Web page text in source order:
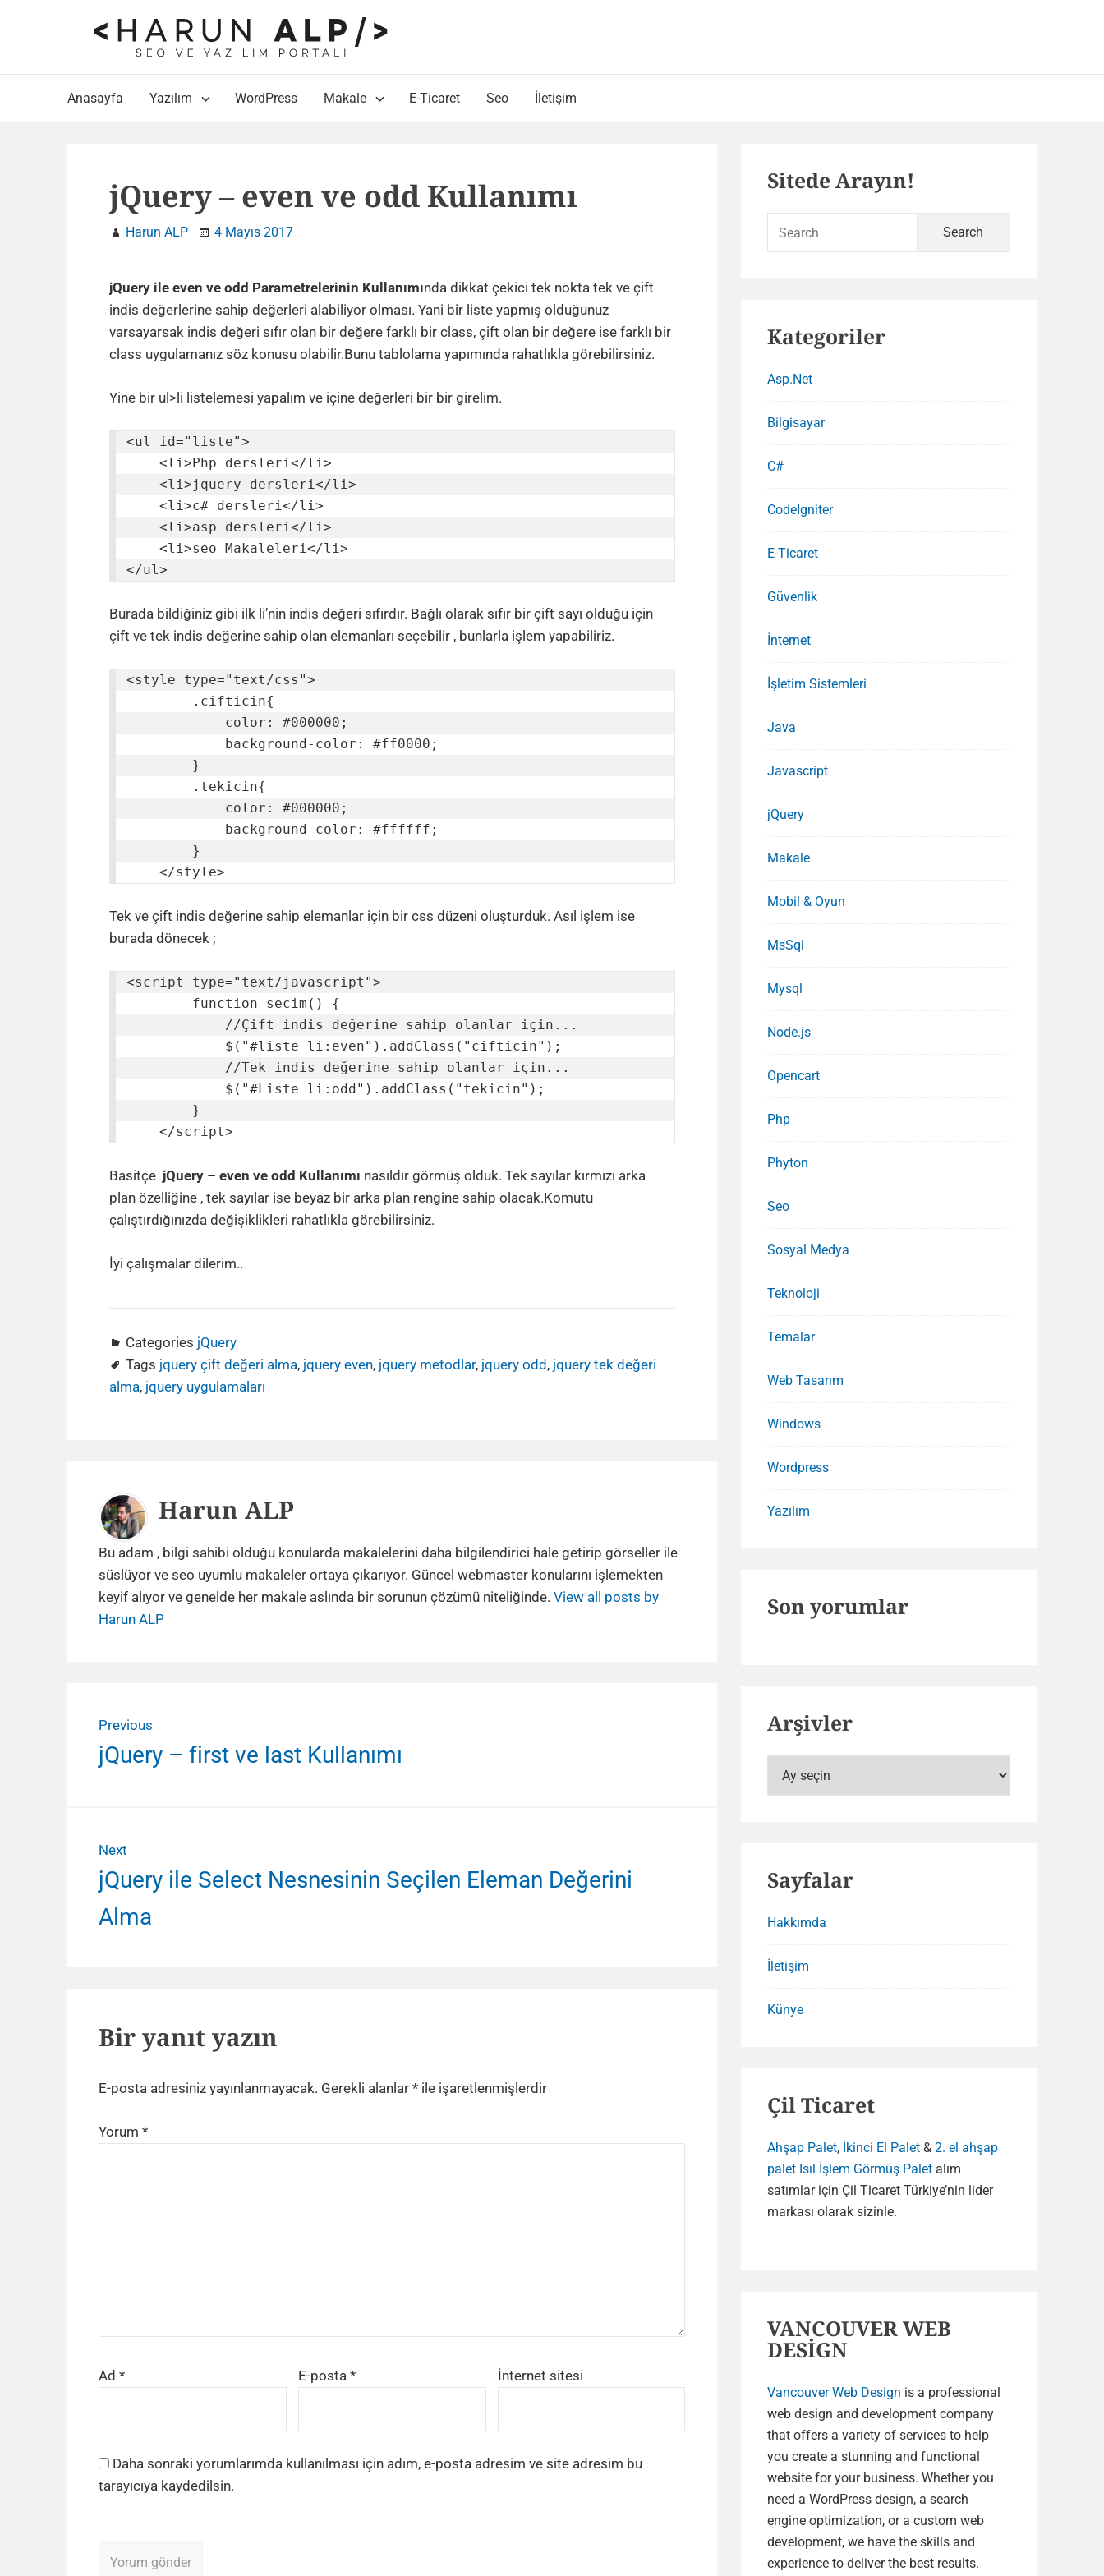
Anasayfa Yazılım WordPress Makale E-Ticaret Seo İletişim
jQuery – even ve odd Kullanımı
Harun ALP 4 Mayıs 2017
jQuery ile even ve odd Parametrelerinin Kullanımında dikkat çekici tek nokta tek ve çift
indis değerlerine sahip değerleri alabiliyor olması. Yani bir liste yapmış olduğunuz
varsayarsak indis değeri sıfır olan bir değere farklı bir class, çift olan bir değere ise farklı bir
class uygulamanız söz konusu olabilir.Bunu tablolama yapımında rahatlıkla görebilirsiniz.
Yine bir ul>li listelemesi yapalım ve içine değerleri bir bir girelim.
<ul id="liste">
</ul>
Burada bildiğiniz gibi ilk li’nin indis değeri sıfırdır. Bağlı olarak sıfır bir çift sayı olduğu için
çift ve tek indis değerine sahip olan elemanları seçebilir , bunlarla işlem yapabiliriz.
<style type="text/css">
    </style>
Tek ve çift indis değerine sahip elemanlar için bir css düzeni oluşturduk. Asıl işlem ise
burada dönecek ;
<script type="text/javascript">
    </script>
Basitçe jQuery – even ve odd Kullanımı nasıldır görmüş olduk. Tek sayılar kırmızı arka
plan özelliğine , tek sayılar ise beyaz bir arka plan rengine sahip olacak.Komutu
çalıştırdığınızda değişiklikleri rahatlıkla görebilirsiniz.
İyi çalışmalar dilerim..
Categories jQuery
Tags jquery çift değeri alma, jquery even, jquery metodlar, jquery odd, jquery tek değeri
alma, jquery uygulamaları
Author
Harun ALP
Bu adam , bilgi sahibi olduğu konularda makalelerini daha bilgilendirici hale getirip görseller ile
süslüyor ve seo uyumlu makaleler ortaya çıkarıyor. Güncel webmaster konularını işlemekten
keyif alıyor ve genelde her makale aslında bir sorunun çözümü niteliğinde.View all posts by
Harun ALP
gezinmesi
Previous
Previous
post:
jQuery – first ve last Kullanımı
Next
Next
post:
jQuery ile Select Nesnesinin Seçilen Eleman Değerini
Alma
Bir yanıt yazın
E-posta adresiniz yayınlanmayacak. Gerekli alanlar* ile işaretlenmişlerdir
Yorum*
Ad* E-posta* İnternet sitesi
Daha sonraki yorumlarımda kullanılması için adım, e-posta adresim ve site adresim bu
tarayıcıya kaydedilsin.
Sidebar
Sitede Arayın!
Kategoriler
Asp.Net
Bilgisayar
C#
CodeIgniter
E-Ticaret
Güvenlik
İnternet
İşletim Sistemleri
Java
Javascript
jQuery
Makale
Mobil & Oyun
MsSql
Mysql
Node.js
Opencart
Php
Phyton
Seo
Sosyal Medya
Teknoloji
Temalar
Web Tasarım
Windows
Wordpress
Yazılım
Son yorumlar
Arşivler
Sayfalar
Hakkımda
İletişim
Künye
Çil Ticaret
Ahşap Palet, İkinci El Palet &2. el ahşap
palet Isıl İşlem Görmüş Palet alım
satımlar için Çil Ticaret Türkiye’nin lider
markası olarak sizinle.
VANCOUVER WEB
DESİGN
Vancouver Web Design is a professional
web design and development company
that offers a variety of services to help
you create a stunning and functional
website for your business. Whether you
need aWordPress design, a search
engine optimization, or a custom web
development, we have the skills and
experience to deliver the best results.